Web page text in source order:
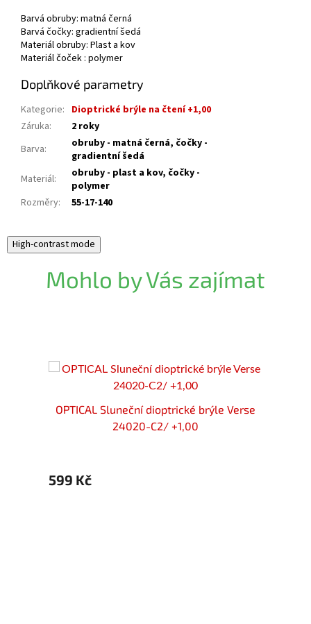
Barvá obruby: matná černá
Barvá čočky: gradientní šedá
Materiál obruby: Plast a kov
Materiál čoček : polymer
Doplňkové parametry
Kategorie: Dioptrické brýle na čtení +1,00
Záruka:
2 roky
Barva:
obruby - matná černá, čočky -
gradientní šedá
Materiál:
obruby - plast a kov, čočky -
polymer
Rozměry: 55-17-140
High-contrast mode
Mohlo by Vás zajímat
OPTICAL Sluneční dioptrické brýle Verse
24020-C2/ +1,00
599 Kč